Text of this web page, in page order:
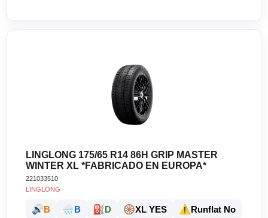
LINGLONG 175/65 R14 86H GRIP MASTER
WINTER XL *FABRICADO EN EUROPA*
221033510
LINGLONG
🔊B 🌧️B ⛽D 🛞XL YES ⚠️Runflat No